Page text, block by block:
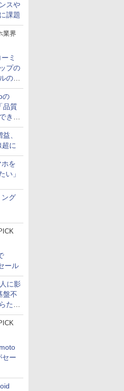
スや
課題
業界
ミ
プの
の課
の
品質
き
、
超に
を
い」
ング
ール
に影
盤不
ため
ー